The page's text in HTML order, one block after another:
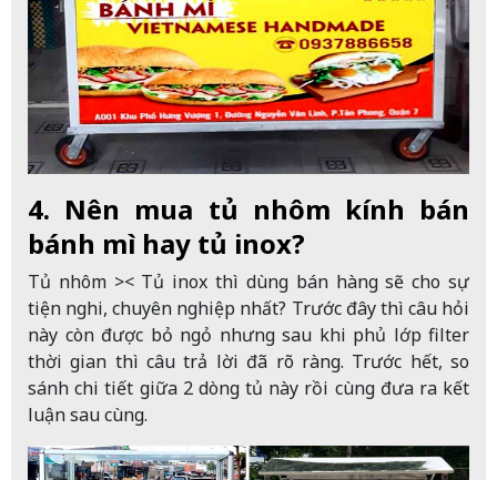
4. Nên mua tủ nhôm kính bán
bánh mì hay tủ inox?
Tủ nhôm >< Tủ inox thì dùng bán hàng sẽ cho sự
tiện nghi, chuyên nghiệp nhất? Trước đây thì câu hỏi
này còn được bỏ ngỏ nhưng sau khi phủ lớp filter
thời gian thì câu trả lời đã rõ ràng. Trước hết, so
sánh chi tiết giữa 2 dòng tủ này rồi cùng đưa ra kết
luận sau cùng.